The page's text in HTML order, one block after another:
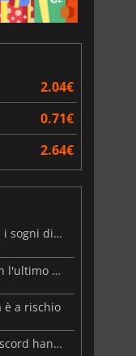
2.04€
0.71€
2.64€
Steam Frame: il prezzo trapelato spegne i sogni di un VR economico
Palworld: Sunreach e boss più stabili con l'ultimo update
è a rischio
Le mappe dei malware e un attacco a Discord hanno colpito Meccha Chameleon